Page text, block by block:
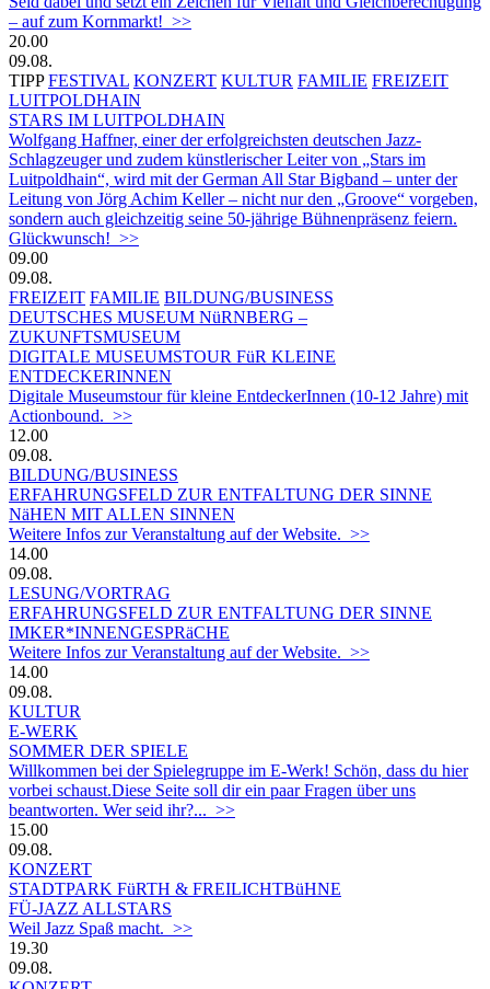
– auf zum Kornmarkt! >>
20.00
09.08.
TIPP FESTIVAL KONZERT KULTUR FAMILIE FREIZEIT
LUITPOLDHAIN
STARS IM LUITPOLDHAIN
Wolfgang Haffner, einer der erfolgreichsten deutschen Jazz-
Schlagzeuger und zudem künstlerischer Leiter von „Stars im
Luitpoldhain“, wird mit der German All Star Bigband – unter der
Leitung von Jörg Achim Keller – nicht nur den „Groove“ vorgeben,
sondern auch gleichzeitig seine 50-jährige Bühnenpräsenz feiern.
Glückwunsch! >>
09.00
09.08.
FREIZEIT FAMILIE BILDUNG/BUSINESS
DEUTSCHES MUSEUM NüRNBERG –
ZUKUNFTSMUSEUM
DIGITALE MUSEUMSTOUR FüR KLEINE
ENTDECKERINNEN
Digitale Museumstour für kleine EntdeckerInnen (10-12 Jahre) mit
Actionbound. >>
12.00
09.08.
BILDUNG/BUSINESS
ERFAHRUNGSFELD ZUR ENTFALTUNG DER SINNE
NäHEN MIT ALLEN SINNEN
Weitere Infos zur Veranstaltung auf der Website. >>
14.00
09.08.
LESUNG/VORTRAG
ERFAHRUNGSFELD ZUR ENTFALTUNG DER SINNE
IMKER*INNENGESPRäCHE
Weitere Infos zur Veranstaltung auf der Website. >>
14.00
09.08.
KULTUR
E-WERK
SOMMER DER SPIELE
Willkommen bei der Spielegruppe im E-Werk! Schön, dass du hier
vorbei schaust.Diese Seite soll dir ein paar Fragen über uns
beantworten. Wer seid ihr?... >>
15.00
09.08.
KONZERT
STADTPARK FüRTH & FREILICHTBüHNE
FÜ-JAZZ ALLSTARS
Weil Jazz Spaß macht. >>
19.30
09.08.